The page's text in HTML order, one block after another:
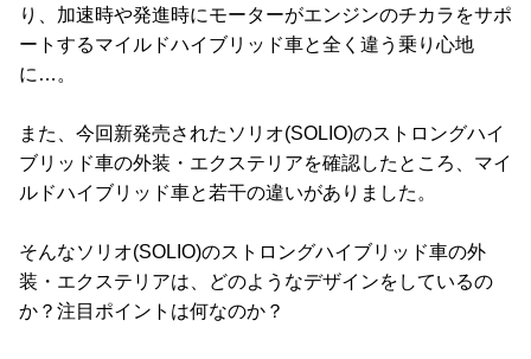
り、加速時や発進時にモーターがエンジンのチカラをサポ
ートするマイルドハイブリッド車と全く違う乗り心地
に…。
また、今回新発売されたソリオ(SOLIO)のストロングハイ
ブリッド車の外装・エクステリアを確認したところ、マイ
ルドハイブリッド車と若干の違いがありました。
そんなソリオ(SOLIO)のストロングハイブリッド車の外
装・エクステリアは、どのようなデザインをしているの
か？注目ポイントは何なのか？